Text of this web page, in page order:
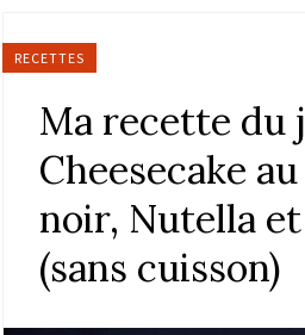
RECETTES
Ma recette du
Cheesecake
noir, Nutella
(sans cuisson)